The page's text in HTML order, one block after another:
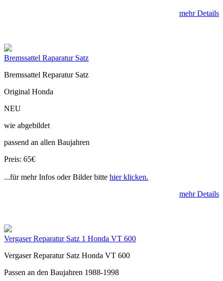
mehr Details
Bremssattel Raparatur Satz
Bremssattel Reparatur Satz
Original Honda
NEU
wie abgebildet
passend an allen Baujahren
Preis: 65€
...für mehr Infos oder Bilder bitte hier klicken.
mehr Details
Vergaser Reparatur Satz 1 Honda VT 600
Vergaser Reparatur Satz Honda VT 600
Passen an den Baujahren 1988-1998